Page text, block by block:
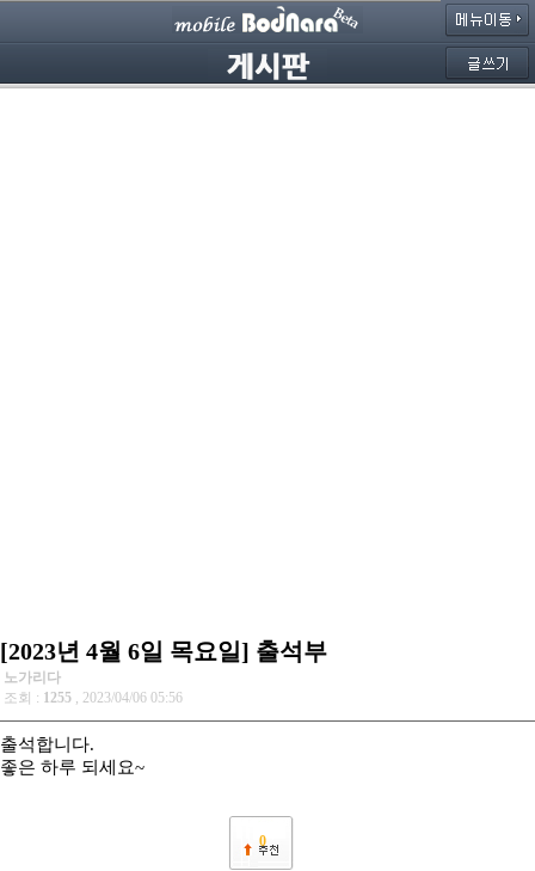
[2023년 4월 6일 목요일] 출석부
노가리다
조회 : 1255 , 2023/04/06 05:56
출석합니다.
좋은 하루 되세요~
0